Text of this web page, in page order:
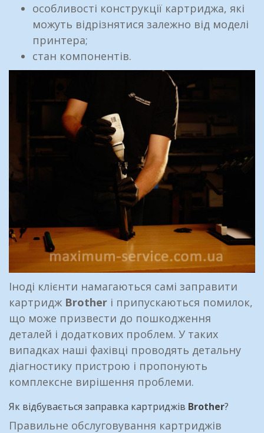
особливості конструкції картриджа, які
можуть відрізнятися залежно від моделі
принтера;
стан компонентів.
Іноді клієнти намагаються самі заправити
картридж Brother і припускаються помилок,
що може призвести до пошкодження
деталей і додаткових проблем. У таких
випадках наші фахівці проводять детальну
діагностику пристрою і пропонують
комплексне вирішення проблеми.
Як відбувається заправка картриджів Brother?
Правильне обслуговування картриджів